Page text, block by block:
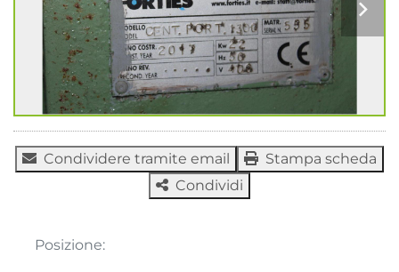
Condividere tramite email
Stampa scheda
Condividi
Posizione: